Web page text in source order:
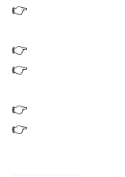
👉
👉
👉
👉
👉